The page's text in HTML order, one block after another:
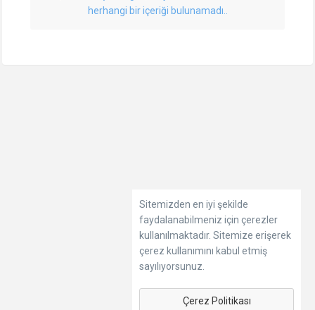
herhangi bir içeriği bulunamadı..
Sitemizden en iyi şekilde
faydalanabilmeniz için çerezler
kullanılmaktadır. Sitemize erişerek
çerez kullanımını kabul etmiş
sayılıyorsunuz.
Çerez Politikası